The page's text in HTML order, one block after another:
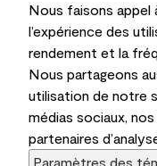
Nous faisons appel
l’expérience des
rendement et la
Nous partageons
utilisation de notre
médias sociaux,
partenaires
Paramètres des